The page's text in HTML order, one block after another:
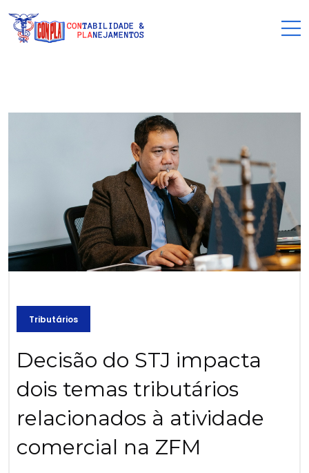
Tributários
Decisão do STJ impacta
dois temas tributários
relacionados à atividade
comercial na ZFM